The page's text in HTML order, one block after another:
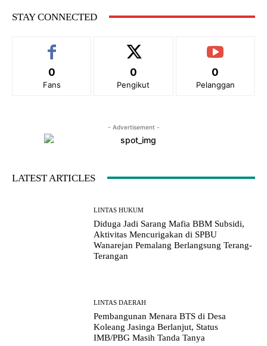
STAY CONNECTED
0
Fans
0
Pengikut
0
Pelanggan
- Advertisement -
LATEST ARTICLES
LINTAS HUKUM
Diduga Jadi Sarang Mafia BBM Subsidi,
Aktivitas Mencurigakan di SPBU
Wanarejan Pemalang Berlangsung Terang-
Terangan
LINTAS DAERAH
Pembangunan Menara BTS di Desa
Koleang Jasinga Berlanjut, Status
IMB/PBG Masih Tanda Tanya